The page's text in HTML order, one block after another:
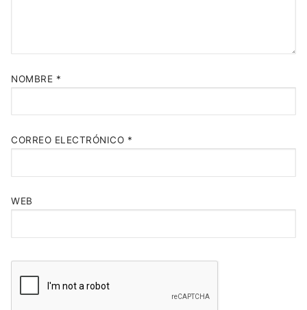
NOMBRE *
CORREO ELECTRÓNICO *
WEB